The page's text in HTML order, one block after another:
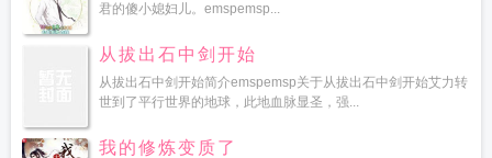
君的傻小媳妇儿。emspemsp...
从拔出石中剑开始
从拔出石中剑开始简介emspemsp关于从拔出石中剑开始艾力转
世到了平行世界的地球，此地血脉显圣，强...
我的修炼变质了